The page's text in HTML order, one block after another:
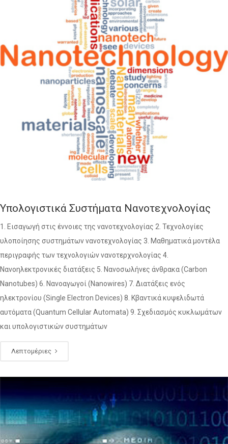
Υπολογιστικά Συστήματα Νανοτεχνολογίας
1. Εισαγωγή στις έννοιες της νανοτεχνολογίας 2. Τεχνολογίες
υλοποίησης συστημάτων νανοτεχνολογίας 3. Μαθηματικά μοντέλα
περιγραφής των τεχνολογιών νανοτερχνολογίας 4.
Νανοηλεκτρονικές διατάξεις 5. Νανοσωλήνες άνθρακα (Carbon
Nanotubes) 6. Νανοαγωγοί (Nanowires) 7. Διατάξεις ενός
ηλεκτρονίου (Single Electron Devices) 8. Κβαντικά κυψελιδωτά
αυτόματα (Quantum Cellular Automata) 9. Σχεδιασμός κυκλωμάτων
και υπολογιστικών συστημάτων
Λεπτομέριες